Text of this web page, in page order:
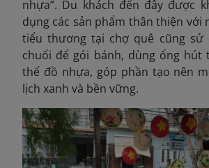
nhựa”. Du khách đến đây được
dụng các sản phẩm thân thiện với
tiểu thương tại chợ quê cũng sử
chuối để gói bánh, dùng ống hút
thế đồ nhựa, góp phần tạo nên
lịch xanh và bền vững.